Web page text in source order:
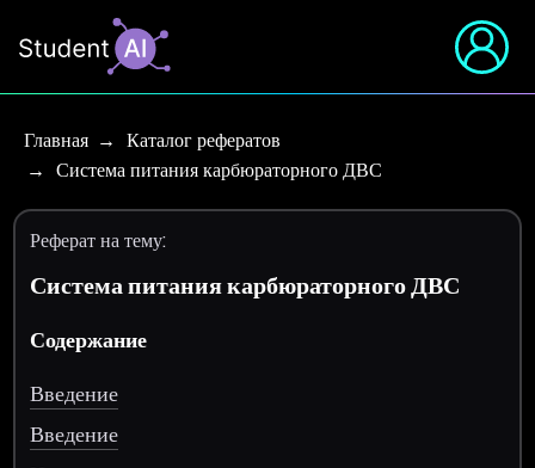
Главная
Каталог рефератов
Система питания карбюраторного ДВС
Реферат на тему:
Система питания карбюраторного ДВС
Содержание
Введение
Введение